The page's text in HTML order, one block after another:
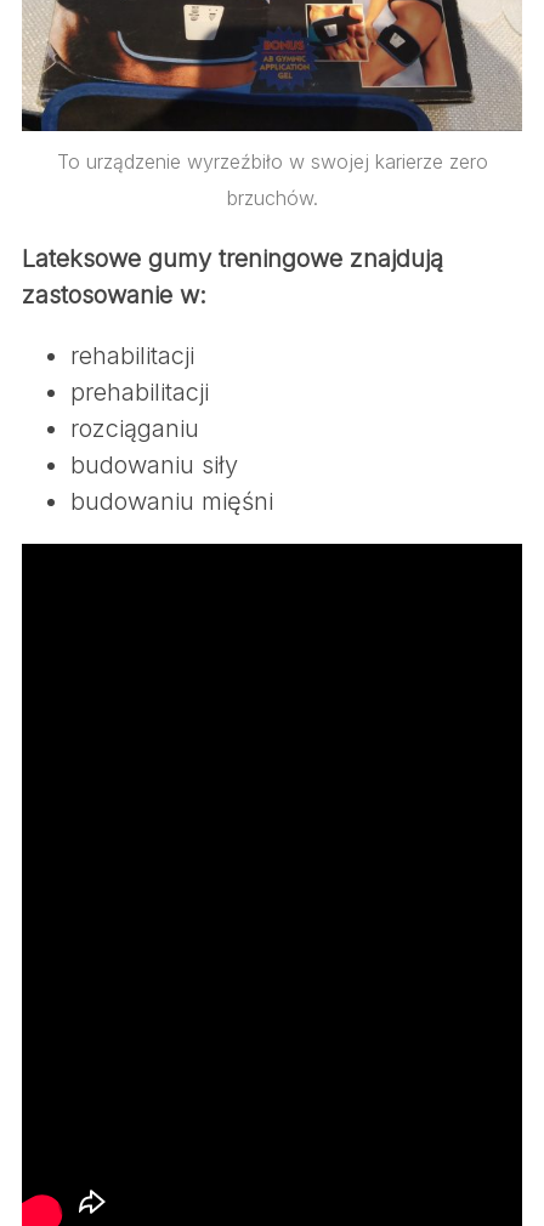
To urządzenie wyrzeźbiło w swojej karierze zero
brzuchów.
Lateksowe gumy treningowe znajdują
zastosowanie w:
rehabilitacji
prehabilitacji
rozciąganiu
budowaniu siły
budowaniu mięśni